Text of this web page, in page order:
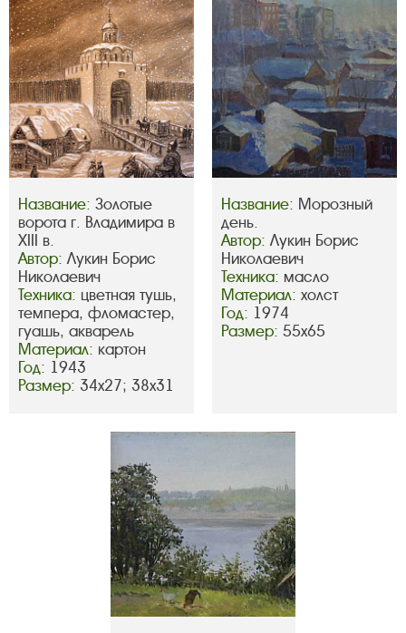
Название: Золотые
ворота г. Владимира в
XIII в.
Автор: Лукин Борис
Николаевич
Техника: цветная тушь,
темпера, фломастер,
гуашь, акварель
Материал: картон
Год: 1943
Размер: 34х27; 38х31
Название: Морозный
день.
Автор: Лукин Борис
Николаевич
Техника: масло
Материал: холст
Год: 1974
Размер: 55х65